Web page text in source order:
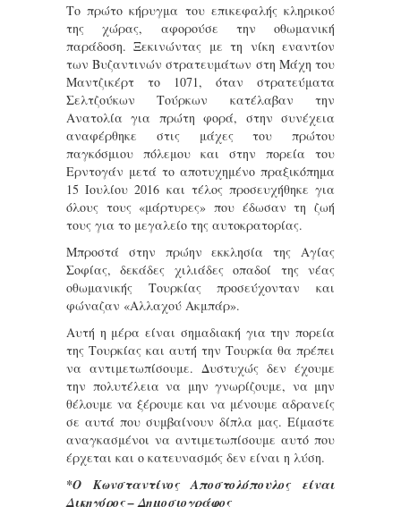
Το πρώτο κήρυγμα του επικεφαλής κληρικού
της χώρας, αφορούσε την οθωμανική
παράδοση. Ξεκινώντας με τη νίκη εναντίον
των Βυζαντινών στρατευμάτων στη Μάχη του
Μαντζικέρτ το 1071, όταν στρατεύματα
Σελτζούκων Τούρκων κατέλαβαν την
Ανατολία για πρώτη φορά, στην συνέχεια
αναφέρθηκε στις μάχες του πρώτου
παγκόσμιου πόλεμου και στην πορεία του
Ερντογάν μετά το αποτυχημένο πραξικόπημα
15 Ιουλίου 2016 και τέλος προσευχήθηκε για
όλους τους «μάρτυρες» που έδωσαν τη ζωή
τους για το μεγαλείο της αυτοκρατορίας.
Μπροστά στην πρώην εκκλησία της Αγίας
Σοφίας, δεκάδες χιλιάδες οπαδοί της νέας
οθωμανικής Τουρκίας προσεύχονταν και
φώναζαν «Αλλαχού Ακμπάρ».
Αυτή η μέρα είναι σημαδιακή για την πορεία
της Τουρκίας και αυτή την Τουρκία θα πρέπει
να αντιμετωπίσουμε. Δυστυχώς δεν έχουμε
την πολυτέλεια να μην γνωρίζουμε, να μην
θέλουμε να ξέρουμε και να μένουμε αδρανείς
σε αυτά που συμβαίνουν δίπλα μας. Είμαστε
αναγκασμένοι να αντιμετωπίσουμε αυτό που
έρχεται και ο κατευνασμός δεν είναι η λύση.
*Ο Κωνσταντίνος Αποστολόπουλος είναι
Δικηγόρος – Δημοσιογράφος